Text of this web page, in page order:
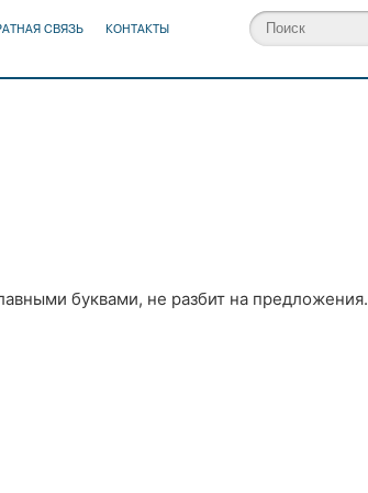
СВЯЗЬ КОНТАКТЫ
буквами, не разбит на предложения.